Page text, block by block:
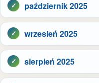
październik 2025
wrzesień 2025
sierpień 2025